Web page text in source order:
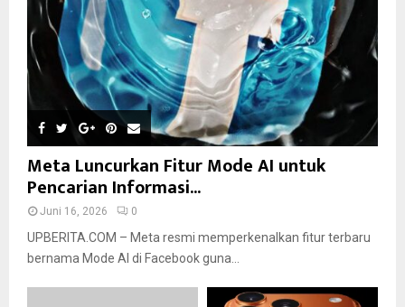
Meta Luncurkan Fitur Mode AI untuk
Pencarian Informasi...
Juni 16, 2026 0
UPBERITA.COM – Meta resmi memperkenalkan fitur terbaru
bernama Mode AI di Facebook guna...